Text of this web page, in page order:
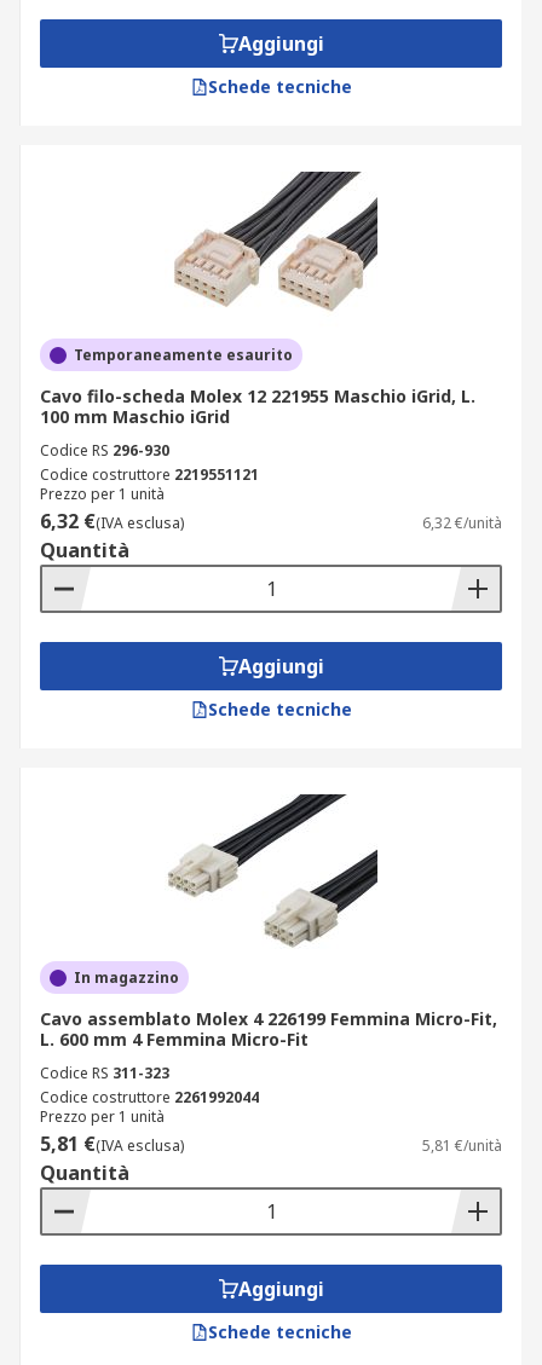
Aggiungi
Schede tecniche
Temporaneamente esaurito
Cavo filo-scheda Molex 12 221955 Maschio iGrid, L.
100 mm Maschio iGrid
Codice RS 296-930
Codice costruttore 2219551121
Prezzo per 1 unità
6,32 €(IVA esclusa) 6,32 €/unità
Quantità
Aggiungi
Schede tecniche
In magazzino
Cavo assemblato Molex 4 226199 Femmina Micro-Fit,
L. 600 mm 4 Femmina Micro-Fit
Codice RS 311-323
Codice costruttore 2261992044
Prezzo per 1 unità
5,81 €(IVA esclusa) 5,81 €/unità
Quantità
Aggiungi
Schede tecniche